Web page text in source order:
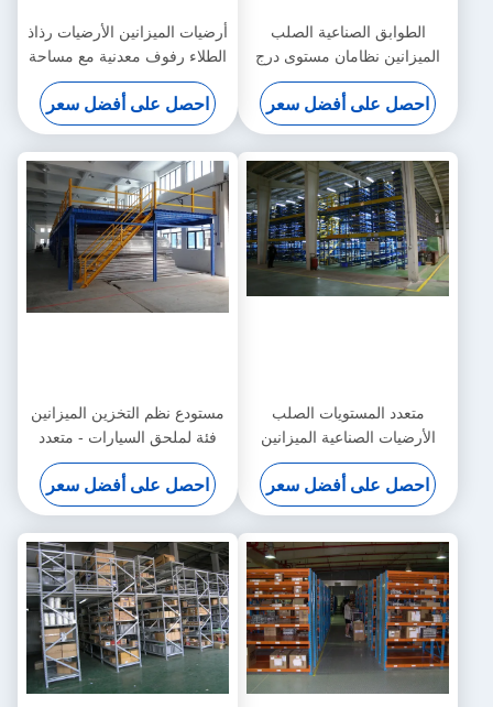
الطوابق الصناعية الصلب
الميزانين نظامان مستوى درج
المخزن
احصل على أفضل سعر
أرضيات الميزانين الأرضيات رذاذ
الطلاء رفوف معدنية مع مساحة
مفتوحة
احصل على أفضل سعر
متعدد المستويات الصلب
الأرضيات الصناعية الميزانين
الطوابق الأزرق / الأصفر مع
7.5M الطول
احصل على أفضل سعر
مستودع نظم التخزين الميزانين
فئة لملحق السيارات - متعدد
احصل على أفضل سعر